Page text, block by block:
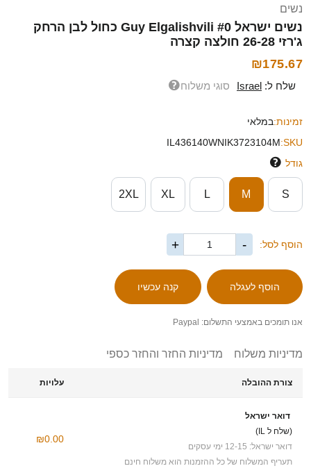
נשים
נשים ישראל Guy Elgalishvili #0 כחול לבן הרחק
ג'רזי 26-28 חולצה קצרה
₪175.67
שלח ל: Israel סוגי משלוח
זמינות:במלאי
SKU:
IL436140WNIK3723104M
גודל
S
M
L
XL
2XL
הוסף לסל: -
+
אנו תומכים באמצעי התשלום: Paypal
מדיניות משלוח מדיניות החזר והחזר כספי
צורת ההובלה עלויות
דואר ישראל
(שלח ל IL)
דואר ישראל: 12-15 ימי עסקים
תעריף המשלוח של כל ההזמנות הוא משלוח חינם
₪0.00